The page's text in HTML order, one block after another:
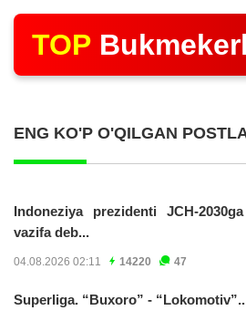
TOP
ENG KO'P O'QILGAN
Indoneziya prezidenti JCH-
vazifa deb...
04.08.2026 02:11 14220 47
Superliga. “Buxoro” -